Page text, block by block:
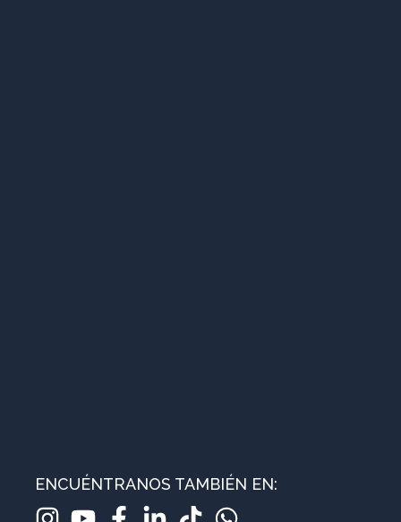
ENCUÉNTRANOS TAMBIÉN EN: